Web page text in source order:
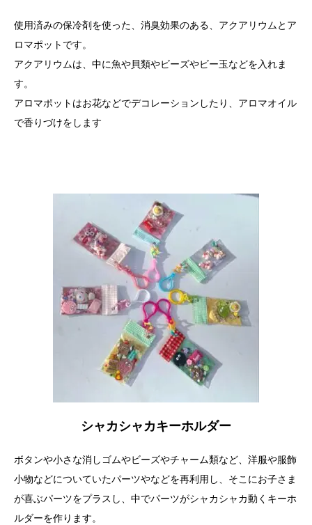
使用済みの保冷剤を使った、消臭効果のある、アクアリウムとア
ロマポットです。
アクアリウムは、中に魚や貝類やビーズやビー玉などを入れま
す。
アロマポットはお花などでデコレーションしたり、アロマオイル
で香りづけをします
シャカシャカキーホルダー
ボタンや小さな消しゴムやビーズやチャーム類など、洋服や服飾
小物などについていたパーツやなどを再利用し、そこにお子さま
が喜ぶパーツをプラスし、中でパーツがシャカシャカ動くキーホ
ルダーを作ります。